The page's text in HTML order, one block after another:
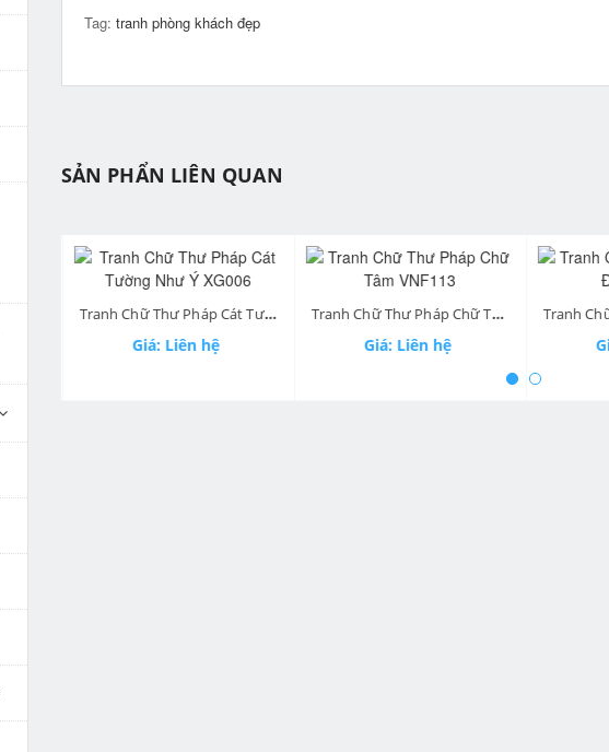
Tag: tranh phòng khách đẹp
SẢN PHẨN LIÊN QUAN
Tranh Chữ Thư Pháp Cát Tường Như Ý XG006
Giá: Liên hệ
Tranh Chữ Thư Pháp Chữ Tâm VNF113
Giá: Liên hệ
prev